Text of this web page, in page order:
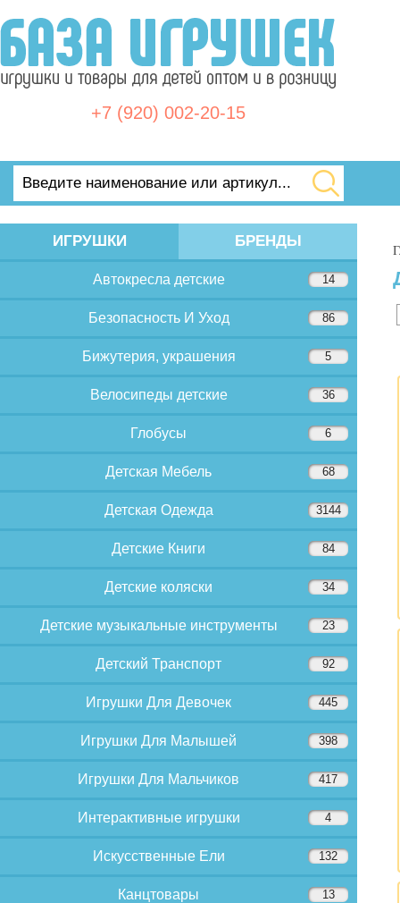
+7 (920) 002-20-15
ИГРУШКИ БРЕНДЫ
Автокресла детские 14
Безопасность И Уход 86
Бижутерия, украшения 5
Велосипеды детские 36
Глобусы 6
Детская Мебель 68
Детская Одежда 3144
Детские Книги 84
Детские коляски 34
Детские музыкальные инструменты 23
Детский Транспорт 92
Игрушки Для Девочек 445
Игрушки Для Малышей 398
Игрушки Для Мальчиков 417
Интерактивные игрушки 4
Искусственные Ели 132
Канцтовары 13